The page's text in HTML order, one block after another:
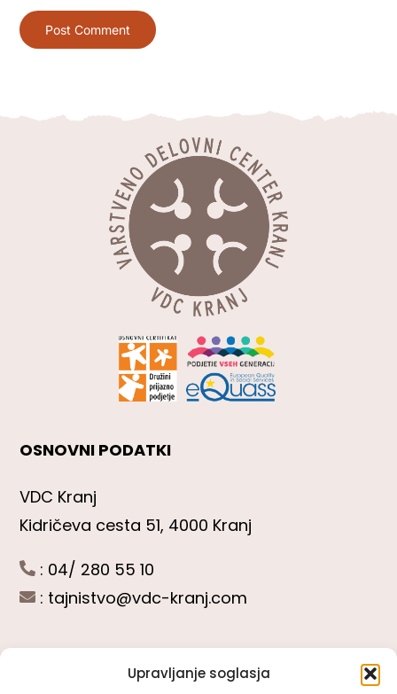
Upravljanje soglasja
OSNOVNI PODATKI
VDC Kranj
Kidričeva cesta 51, 4000 Kranj
: 04/ 280 55 10
: tajnistvo@vdc-kranj.com